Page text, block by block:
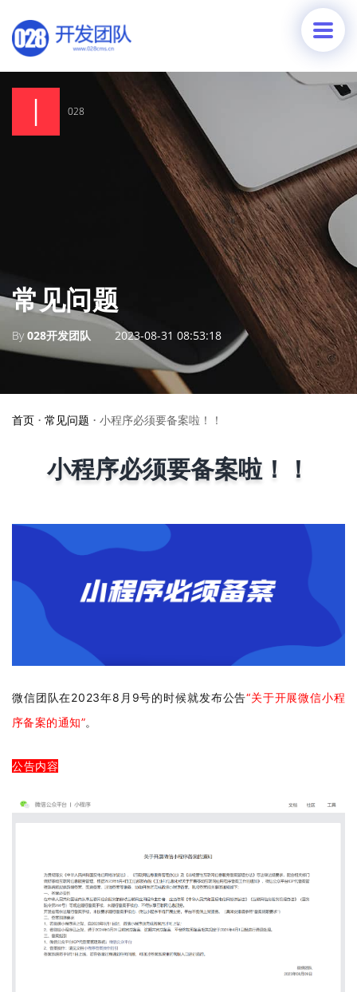
028
常见问题
By028开发团队 2023-08-31 08:53:18
首页 • 常见问题 • 小程序必须要备案啦！！
小程序必须要备案啦！！
微信团队在2023年8月9号的时候就发布公告“关于开展微信小程
序备案的通知”。
公告内容